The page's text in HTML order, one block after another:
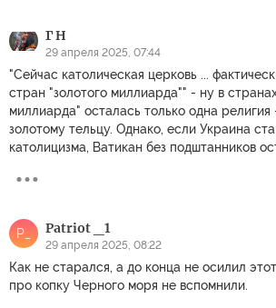
Г Н
29 апреля 2025, 07:44
"Сейчас католическая церковь ...
стран "золотого миллиарда"" - ну в
миллиарда" осталась только одна
золотому тельцу. Однако, если Украина
католицизма, Ватикан без подштанников
P_ Patriot _1
29 апреля 2025, 08:22
Как не старался, а до конца не осилил
про копку Черного моря не вспомнили.